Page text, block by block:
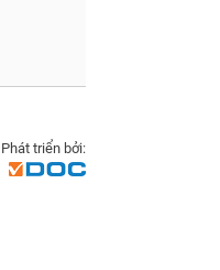
Phát triển bởi: